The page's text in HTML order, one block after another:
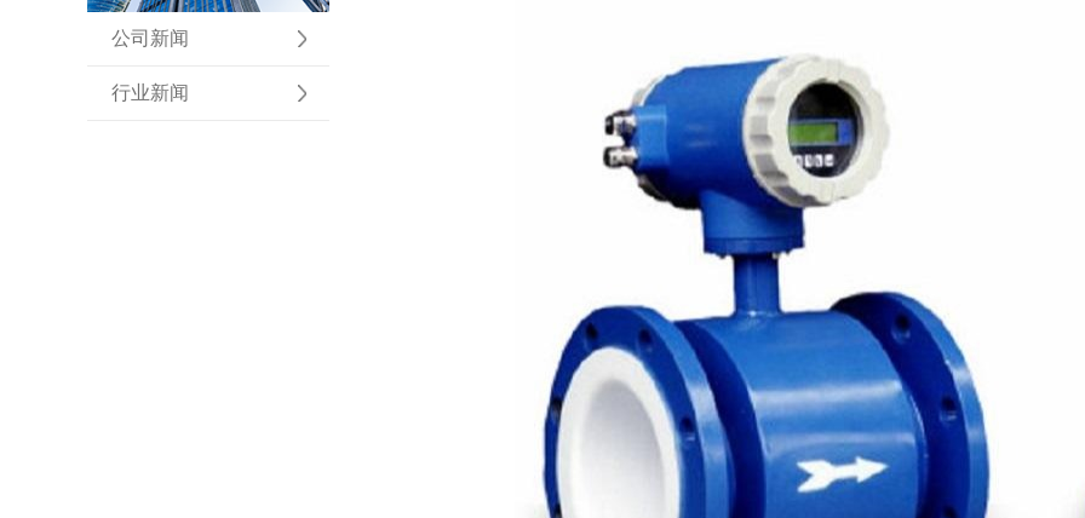
公司新闻
行业新闻